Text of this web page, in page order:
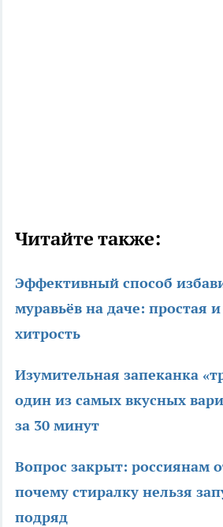
Читайте также:
Эффективный способ
муравьёв на даче: простая
хитрость
Изумительная запеканка
один из самых вкусных
за 30 минут
Вопрос закрыт: россиянам
почему стиралку нельзя
подряд